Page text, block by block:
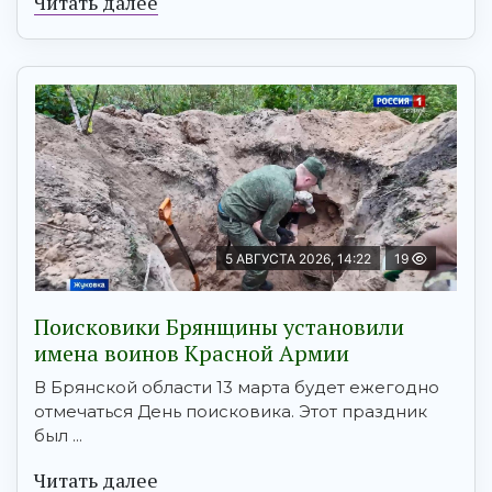
5 АВГУСТА 2026, 14:22 19
Поисковики Брянщины установили
имена воинов Красной Армии
В Брянской области 13 марта будет ежегодно
отмечаться День поисковика. Этот праздник
был ...
Читать далее